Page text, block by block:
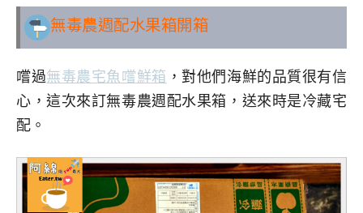
無毒農週配水果箱開箱
嚐過無毒農宅魚嚐鮮箱 ，對他們海鮮的品質很有信
心，這次來訂無毒農週配水果箱，送來時是冷藏宅
配。